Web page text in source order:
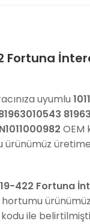
Fortuna
uyumlu
OEM
422 Fortuna
ile